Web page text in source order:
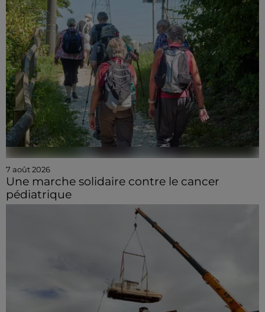
7 août 2026
Une marche solidaire contre le cancer
pédiatrique